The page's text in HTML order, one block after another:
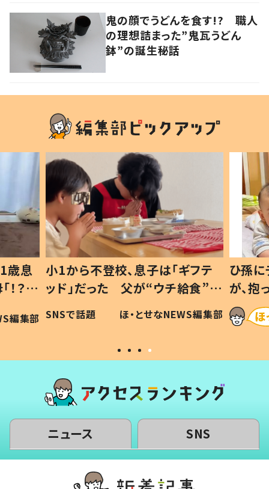
鬼の顔でうどんを食す!? 職人
の理想詰まった”鬼瓦うどん
鉢”の誕生秘話
歳息
？」
編集部
小1から不登校、息子は「ギフテ
ッド」だった 父が“ウチ給食”を
作り続ける理由とは #令和の親
#令和の子
SNSで話題 ほ・とせなNEWS編集部
ひ孫
が、
「涙が
い」
ニュース SNS